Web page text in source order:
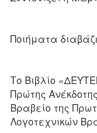
Ποιήματα
Το Βιβλίο
Πρώτης
Βραβείο της
Λογοτεχνικών